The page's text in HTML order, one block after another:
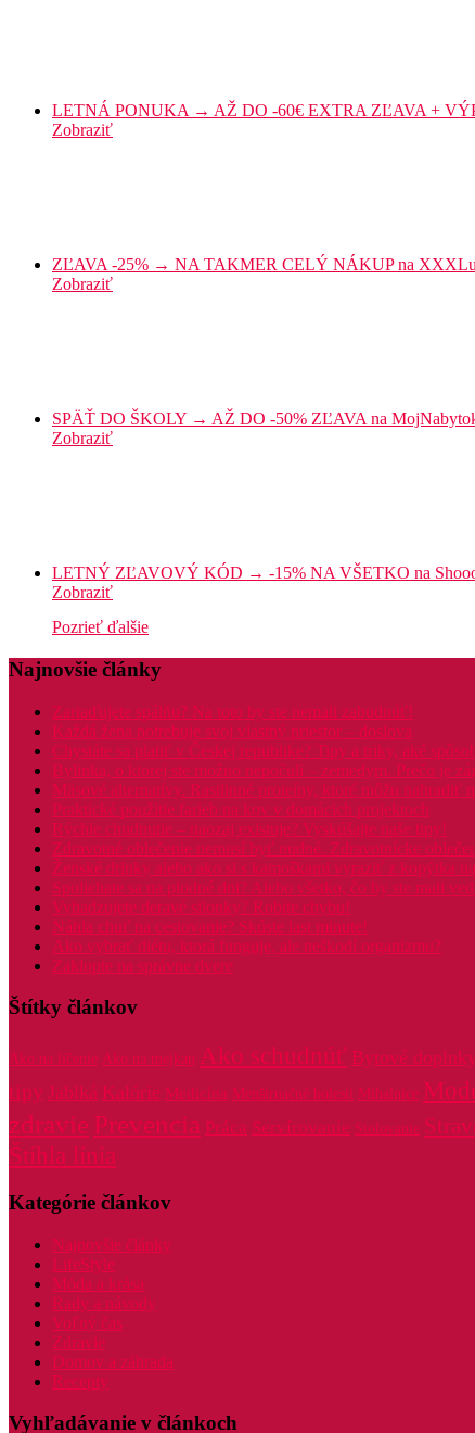
LETNÁ PONUKA → AŽ DO -60€ EXTRA ZĽAVA +
Zobraziť
ZĽAVA -25% → NA TAKMER CELÝ NÁKUP na
Zobraziť
SPÄŤ DO ŠKOLY → AŽ DO -50% ZĽAVA na
Zobraziť
LETNÝ ZĽAVOVÝ KÓD → -15% NA VŠETKO na
Zobraziť
Pozrieť ďalšie
Najnovšie články
Zariaďujete spálňu? Na toto by ste nemali zabudnúť!
Každá žena potrebuje svoj vlastný priestor – doslova
Chystáte sa platiť v Českej republike? Tipy a triky, aké
Bylinka, o ktorej ste možno nepočuli – zemedym. Prečo je
Mäsové alternatívy. Rastlinné proteíny, ktoré môžu nahradiť
Praktické použitie farieb na kov v domácich projektoch
Rýchle chudnutie – naozaj existuje? Vyskúšajte naše tipy!
Zdravotné oblečenie nemusí byť nudné. Zdravotnícke
Ženské drinky alebo ako si s kamoškami vyraziť z kopýtka
Spoliehate sa na plodné dni? Alebo všetko, čo by ste mali
Vyhadzujete deravé silonky? Robíte chybu!
Náhla chuť na cestovanie? Skúste last minute!
Ako vybrať diétu, ktorá funguje, ale neškodí organizmu?
Zaklopte na správne dvere
Štítky článkov
Ako na líčenie Ako na mejkap Ako schudnúť Bytové doplnky
tipy Jablká Kalórie Medicína Menštruačné bolesti Mihalnice
zdravie Prevencia Práca Servírovanie Stolovanie
Štíhla línia
Kategórie článkov
Najnovšie články
LifeStyle
Móda a krása
Rady a návody
Voľný čas
Zdravie
Domov a záhrada
Recepty
Vyhľadávanie v článkoch